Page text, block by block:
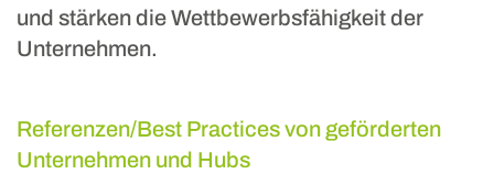
und stärken die Wettbewerbsfähigkeit der
Unternehmen.
Referenzen/Best Practices von geförderten
Unternehmen und Hubs